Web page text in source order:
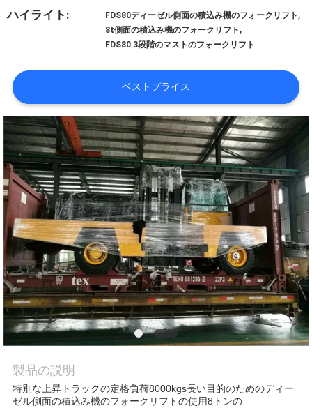
工
旅
行
品
質
管
理
地
図
PRIVACY
POLICY
ハイライト: FDS80ディーゼル側面の積込み機のフォークリフト ,
8t側面の積込み機のフォークリフト ,
FDS80 3段階のマストのフォークリフト
ベストプライス
製品の説明
特別な上昇トラックの定格負荷8000kgs長い目的のためのディー
ゼル側面の積込み機のフォークリフトの使用8トンの